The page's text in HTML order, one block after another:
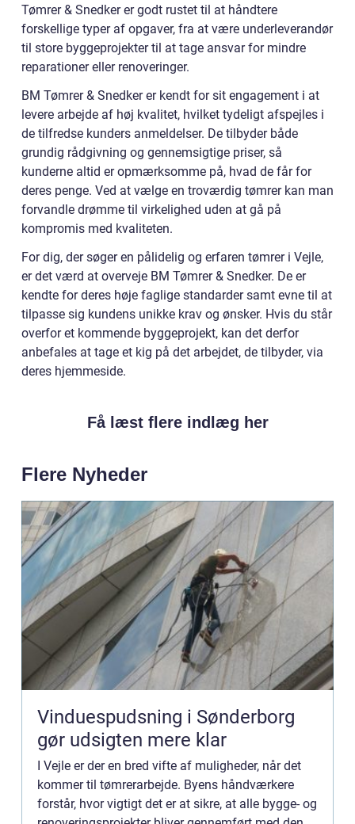
Tømrer & Snedker er godt rustet til at håndtere
forskellige typer af opgaver, fra at være underleverandør
til store byggeprojekter til at tage ansvar for mindre
reparationer eller renoveringer.
BM Tømrer & Snedker er kendt for sit engagement i at
levere arbejde af høj kvalitet, hvilket tydeligt afspejles i
de tilfredse kunders anmeldelser. De tilbyder både
grundig rådgivning og gennemsigtige priser, så
kunderne altid er opmærksomme på, hvad de får for
deres penge. Ved at vælge en troværdig tømrer kan man
forvandle drømme til virkelighed uden at gå på
kompromis med kvaliteten.
For dig, der søger en pålidelig og erfaren tømrer i Vejle,
er det værd at overveje BM Tømrer & Snedker. De er
kendte for deres høje faglige standarder samt evne til at
tilpasse sig kundens unikke krav og ønsker. Hvis du står
overfor et kommende byggeprojekt, kan det derfor
anbefales at tage et kig på det arbejdet, de tilbyder, via
deres hjemmeside.
Få læst flere indlæg her
Flere Nyheder
Vinduespudsning i Sønderborg
gør udsigten mere klar
I Vejle er der en bred vifte af muligheder, når det
kommer til tømrerarbejde. Byens håndværkere
forstår, hvor vigtigt det er at sikre, at alle bygge- og